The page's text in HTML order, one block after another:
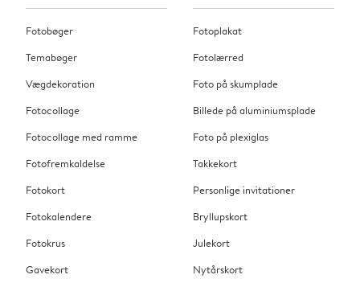
Fotobøger
Temabøger
Vægdekoration
Fotocollage
Fotocollage med ramme
Fotofremkaldelse
Fotokort
Fotokalendere
Fotokrus
Gavekort
Fotoplakat
Fotolærred
Foto på skumplade
Billede på aluminiumsplade
Foto på plexiglas
Takkekort
Personlige invitationer
Bryllupskort
Julekort
Nytårskort